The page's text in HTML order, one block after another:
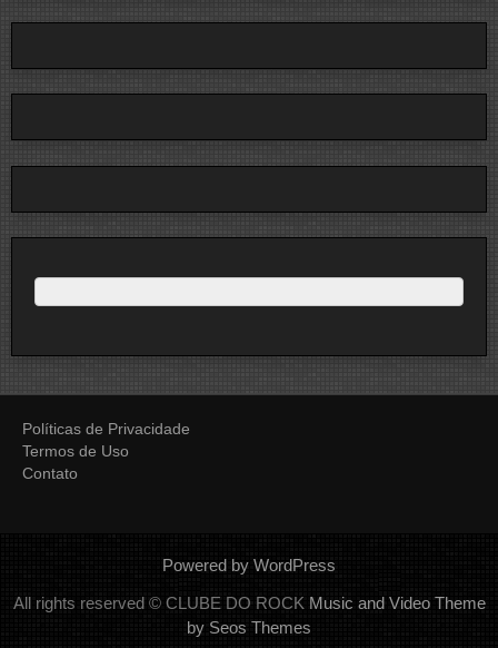
Políticas de Privacidade
Termos de Uso
Contato
Powered by WordPress
All rights reserved © CLUBE DO ROCK Music and Video Theme
by Seos Themes